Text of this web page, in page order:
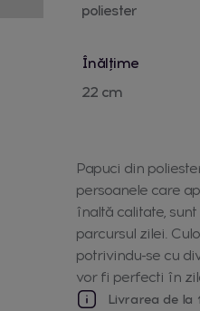
poliester
Înălțime
22 cm
Papuci din
persoanele care
înaltă calitate,
parcursul zilei.
potrivindu-se cu
vor fi perfecti în
Livrarea de la